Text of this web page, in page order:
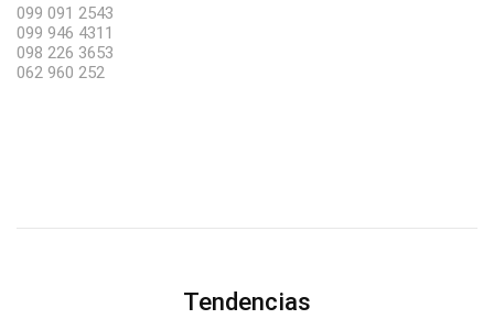
099 091 2543
099 946 4311
098 226 3653
062 960 252
Tendencias